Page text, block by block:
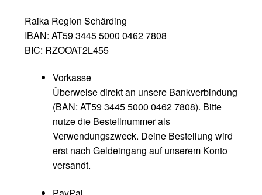
Raika Region Schärding
IBAN: AT59 3445 5000 0462 7808
BIC: RZOOAT2L455
Vorkasse
Überweise direkt an unsere Bankverbindung
(BAN: AT59 3445 5000 0462 7808). Bitte
nutze die Bestellnummer als
Verwendungszweck. Deine Bestellung wird
erst nach Geldeingang auf unserem Konto
versandt.